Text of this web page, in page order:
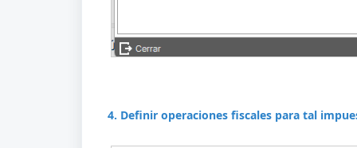
4. Definir operaciones fiscales para tal